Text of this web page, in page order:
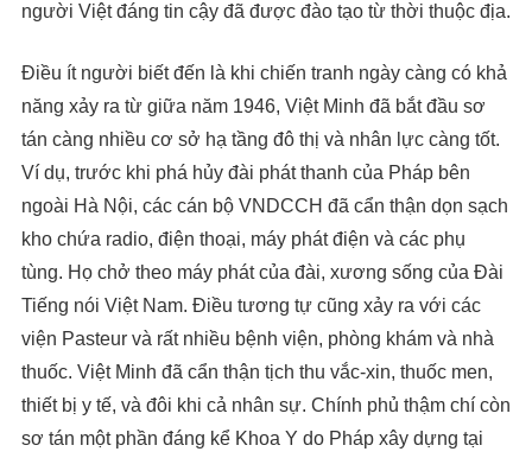
người Việt đáng tin cậy đã được đào tạo từ thời thuộc địa.
Điều ít người biết đến là khi chiến tranh ngày càng có khả
năng xảy ra từ giữa năm 1946, Việt Minh đã bắt đầu sơ
tán càng nhiều cơ sở hạ tầng đô thị và nhân lực càng tốt.
Ví dụ, trước khi phá hủy đài phát thanh của Pháp bên
ngoài Hà Nội, các cán bộ VNDCCH đã cẩn thận dọn sạch
kho chứa radio, điện thoại, máy phát điện và các phụ
tùng. Họ chở theo máy phát của đài, xương sống của Đài
Tiếng nói Việt Nam. Điều tương tự cũng xảy ra với các
viện Pasteur và rất nhiều bệnh viện, phòng khám và nhà
thuốc. Việt Minh đã cẩn thận tịch thu vắc-xin, thuốc men,
thiết bị y tế, và đôi khi cả nhân sự. Chính phủ thậm chí còn
sơ tán một phần đáng kể Khoa Y do Pháp xây dựng tại